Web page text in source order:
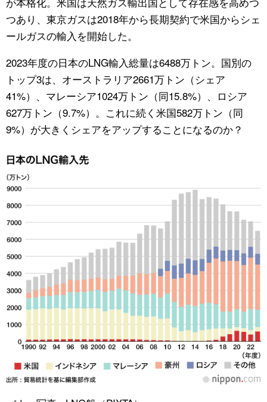
つあり、東京ガスは2018年から長期契約で米国からシェ
ールガスの輸入を開始した。
2023年度の日本のLNG輸入総量は6488万トン。国別の
トップ3は、オーストラリア2661万トン（シェア
41%）、マレーシア1024万トン（同15.8%）、ロシア
627万トン（9.7%）。これに続く米国582万トン（同
9%）が大きくシェアをアップすることになるのか？